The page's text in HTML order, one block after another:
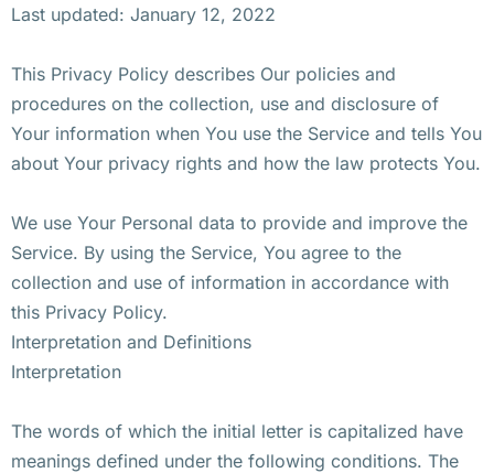
Last updated: January 12, 2022
This Privacy Policy describes Our policies and
procedures on the collection, use and disclosure of
Your information when You use the Service and tells You
about Your privacy rights and how the law protects You.
We use Your Personal data to provide and improve the
Service. By using the Service, You agree to the
collection and use of information in accordance with
this Privacy Policy.
Interpretation and Definitions
Interpretation
The words of which the initial letter is capitalized have
meanings defined under the following conditions. The